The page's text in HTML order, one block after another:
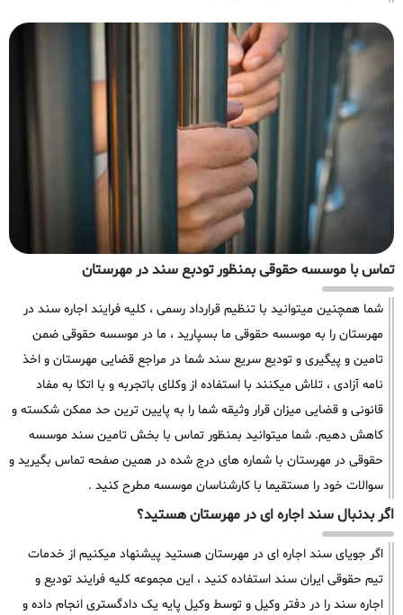
تماس با موسسه حقوقی بمنظور تودبع سند در مهرستان
شما همچنین میتوانید با تنظیم قرارداد رسمی ، کلیه فرایند اجاره سند در
مهرستان را به موسسه حقوقی ما بسپارید ، ما در موسسه حقوقی ضمن
تامین و پیگیری و تودیع سریع سند شما در مراجع قضایی مهرستان و اخذ
نامه آزادی ، تلاش میکنند با استفاده از وکلای باتجربه و با اتکا به مفاد
قانونی و قضایی میزان قرار وثیقه شما را به پایین ترین حد ممکن شکسته و
کاهش دهیم. شما میتوانید بمنظور تماس با بخش تامین سند موسسه
حقوقی در مهرستان با شماره های درج شده در همین صفحه تماس بگیرید و
سوالات خود را مستقیما با کارشناسان موسسه مطرح کنید .
اگر بدنبال سند اجاره ای در مهرستان هستید؟
اگر جویای سند اجاره ای در مهرستان هستید پیشنهاد میکنیم از خدمات
تیم حقوقی ایران سند استفاده کنید ، این مجموعه کلیه فرایند تودیع و
اجاره سند را در دفتر وکیل و توسط وکیل پایه یک دادگستری انجام داده و